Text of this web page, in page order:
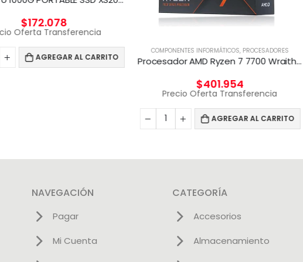
$172.078
Oferta Transferencia
AGREGAR AL CARRITO
COMPONENTES INFORMÁTICOS, PROCESADORES
Procesador AMD Ryzen 7 7700 Wraith Prism 65W
$401.954
Precio Oferta Transferencia
AGREGAR AL CARRITO
NAVEGACIÓN
Pagar
Mi Cuenta
CATEGORÍA
Accesorios
Almacenamiento